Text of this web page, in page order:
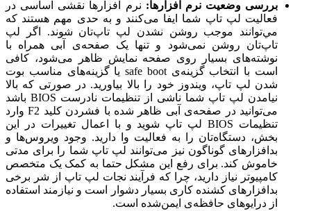
بررسی وضعیت نرم‌ افزارها: نرم‌ افزارها نقشی اساسی در
فعالیت لپ تاپ شما ایفا می‌کنند و به حدی مهم هستند که
مي‌توانند موجب روشن نشدن لپ تاپ‌تان شوند. اگر لپ
تاپ‌‌تان روشن نمی‌شود و تنها یک صفحه‌ی آبی همراه با
نوشته‌های بسیار روی صفحه نمایش ظاهر می‌شود، کافی
است با انتخاب گزینه‌ی safe boot یا گزینه‌های مناسب بوت
شدن لپ تاپ، ویندوز خود را بالا بیاورید. در صورتی که بالا
نیامدن لپ تاپ شما ناشی از تنظیمات نادرست BIOS باشد
می‌توانید در صفحه‌ی آبی ظاهر شده با فشردن کلید F2 وارد
تنظیمات BIOS لپ تاپ شوید و با اعمال تغییرات در این
بخش، دستگاه‌تان را به فعالیت وا دارید. وجود ویروس‌ها و
بدافزارهای گوناگون نیز می‌توانند لپ تاپ شما را برای مدتی
خاموش کند. برای رفع این مشکل حتما به کمک یک متخصص
کامپیوتر نیاز دارید، چرا که فرآیند نجات لپ تاپ از شر برخی
بدافزارهای کشنده کاری بسیار دشوار است و نیازمند استفاده
از درایو‌های حافظه‌ی ایمن‌شده است.